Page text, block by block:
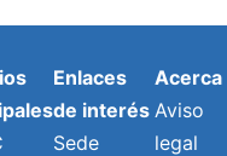
Enlaces
de interés
Sede
Acerca
Aviso
legal